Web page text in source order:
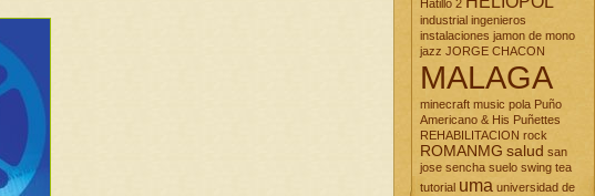
Hatillo 2
industrial ingenieros
instalaciones jamon de mono
jazz JORGE CHACON
MALAGA
minecraft music pola Puño
Americano & His Puñettes
REHABILITACION rock
ROMANMG salud san
jose sencha suelo swing tea
tutorial uma universidad de